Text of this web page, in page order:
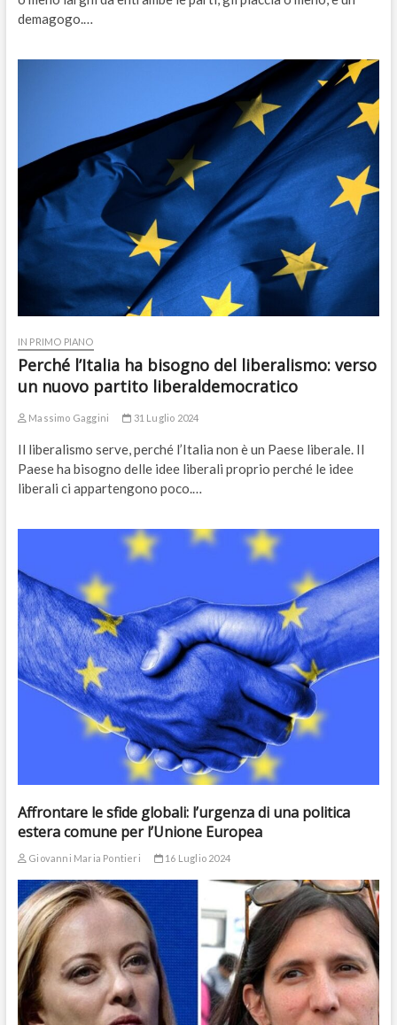
demagogo.…
IN PRIMO PIANO
Perché l’Italia ha bisogno del liberalismo: verso
un nuovo partito liberaldemocratico
Massimo Gaggini 31 Luglio 2024
Il liberalismo serve, perché l’Italia non è un Paese liberale. Il
Paese ha bisogno delle idee liberali proprio perché le idee
liberali ci appartengono poco.…
Affrontare le sfide globali: l’urgenza di una politica
estera comune per l’Unione Europea
Giovanni Maria Pontieri 16 Luglio 2024